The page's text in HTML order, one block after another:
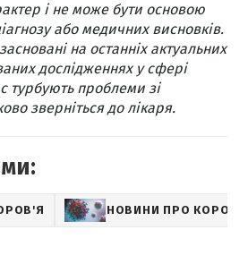
і не може бути основою
або медичних висновків.
на останніх актуальних
дослідженнях у сфері
турбують проблеми зі
зверніться до лікаря.
НОВИНИ ПРО